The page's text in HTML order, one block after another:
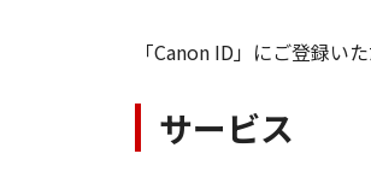
「Canon ID」にご登録い
サービス